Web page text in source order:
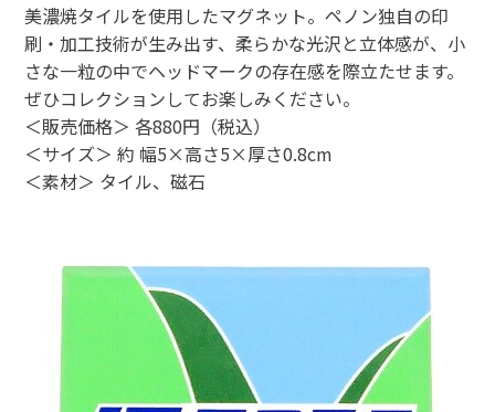
美濃焼タイルを使用したマグネット。ペノン独自の印
刷・加工技術が生み出す、柔らかな光沢と立体感が、小
さな一粒の中でヘッドマークの存在感を際立たせます。
ぜひコレクションしてお楽しみください。
＜販売価格＞ 各880円（税込）
＜サイズ＞ 約 幅5×高さ5×厚さ0.8cm
＜素材＞ タイル、磁石